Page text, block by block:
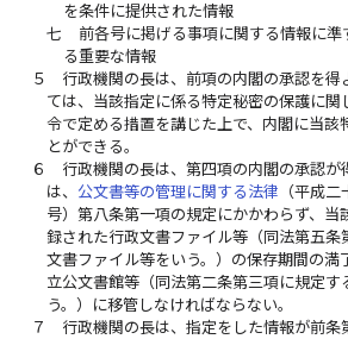
を条件に提供された情報
七
前各号に掲げる事項に関する情報に
る重要な情報
５
行政機関の長は、前項の内閣の承認を得
ては、当該指定に係る特定秘密の保護に関
令で定める措置を講じた上で、内閣に当該
とができる。
６
行政機関の長は、第四項の内閣の承認が
は、 公文書等の管理に関する法律 （平成
号）第八条第一項の規定にかかわらず、当
録された行政文書ファイル等（同法第五条
文書ファイル等をいう。）の保存期間の満
立公文書館等（同法第二条第三項に規定す
う。）に移管しなければならない。
７
行政機関の長は、指定をした情報が前条